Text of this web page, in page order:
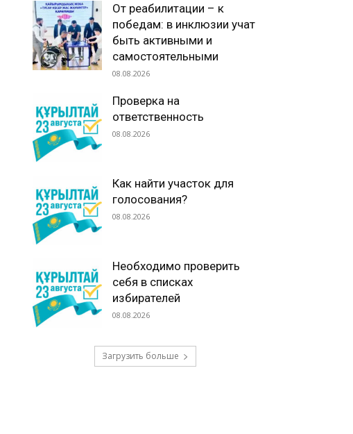
От реабилитации – к
победам: в инклюзии учат
быть активными и
самостоятельными
08.08.2026
Проверка на
ответственность
08.08.2026
Как найти участок для
голосования?
08.08.2026
Необходимо проверить
себя в списках
избирателей
08.08.2026
Загрузить больше